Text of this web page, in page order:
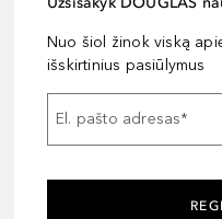
Nuo šiol žinok viską
išskirtinius pasiūlymus
El. pašto adresas*